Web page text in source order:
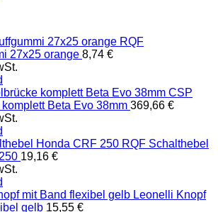
RQF
27x25 orange 8,74 €
CSP
Beta Evo 38mm 369,66 €
RQF Schalthebel
19,16 €
Leonelli Knopf
gelb 15,55 €